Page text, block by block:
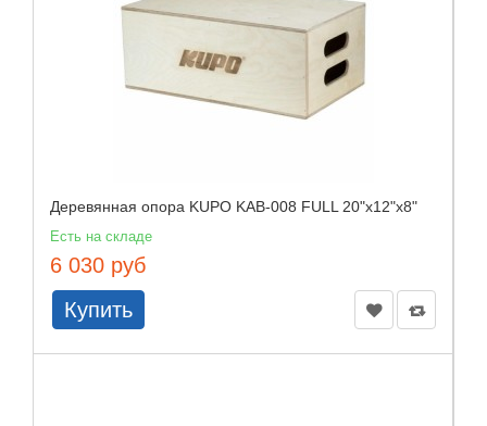
Деревянная опора KUPO KAB-008 FULL 20"x12"x8"
Есть на складе
6 030 руб
Купить